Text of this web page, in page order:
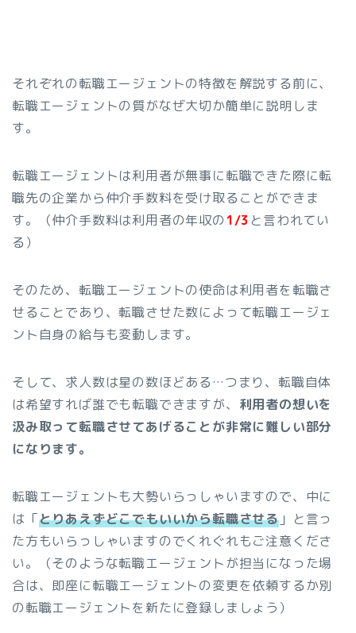
それぞれの転職エージェントの特徴を解説する前に、
転職エージェントの質がなぜ大切か簡単に説明しま
す。
転職エージェントは利用者が無事に転職できた際に転
職先の企業から仲介手数料を受け取ることができま
す。（仲介手数料は利用者の年収の 1/3 と言われてい
る）
そのため、転職エージェントの使命は利用者を転職さ
せることであり、転職させた数によって転職エージェ
ント自身の給与も変動します。
そして、求人数は星の数ほどある…つまり、転職自体
は希望すれば誰でも転職できますが、 利用者の想いを
汲み取って転職させてあげることが非常に難しい部分
になります。
転職エージェントも大勢いらっしゃいますので、中に
は「とりあえずどこでもいいから転職させる 」と言っ
た方もいらっしゃいますのでくれぐれもご注意くださ
い。（そのような転職エージェントが担当になった場
合は、即座に転職エージェントの変更を依頼するか別
の転職エージェントを新たに登録しましょう）